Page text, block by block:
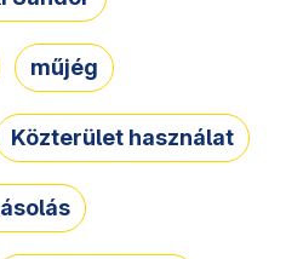
műjég
Közterület használat